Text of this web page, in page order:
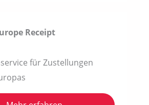
Receipt
für Zustellungen